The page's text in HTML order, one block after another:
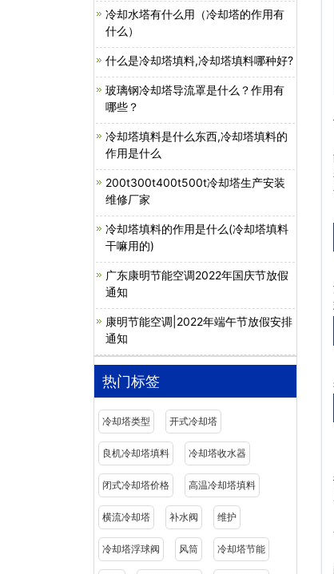
冷却水塔有什么用（冷却塔的作用有
什么）
什么是冷却塔填料,冷却塔填料哪种好?
玻璃钢冷却塔导流罩是什么？作用有
哪些？
冷却塔填料是什么东西,冷却塔填料的
作用是什么
200t300t400t500t冷却塔生产安装
维修厂家
冷却塔填料的作用是什么(冷却塔填料
干嘛用的)
广东康明节能空调2022年国庆节放假
通知
康明节能空调|2022年端午节放假安排
通知
热门标签
冷却塔类型 开式冷却塔
良机冷却塔填料 冷却塔收水器
闭式冷却塔价格 高温冷却塔填料
横流冷却塔 补水阀 维护
冷却塔浮球阀 风筒 冷却塔节能